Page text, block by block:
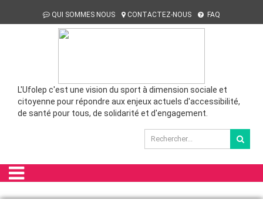
QUI SOMMES NOUS CONTACTEZ-NOUS FAQ
L'Ufolep c'est une vision du sport à dimension sociale et
citoyenne pour répondre aux enjeux actuels d'accessibilité,
de santé pour tous, de solidarité et d'engagement.